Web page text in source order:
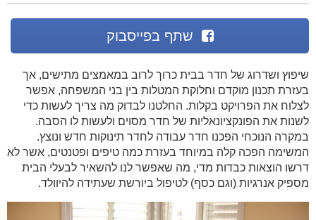
שתף בפייסבוק
שיפוץ ושדרוג של חדר בבית כרוך לרוב במאמצים מתישים, אך
בעזרת תכנון מוקדם וחלוקת המטלות בין בני המשפחה, אפשר
לצלוח את הפרויקט בקלות. החלטנו לבדוק מה צריך לעשות כדי
לשנות את הפונקציונאליות של חדר מסוים ולעשות לו הסבה.
במקרה הנוכחי הפכנו חדר עבודה לחדר תינוקות חדש ונוצץ.
המשימה הפכה קלה במיוחד בעזרת כמה טיפים ופטנטים, אשר לא
דרשו הוצאות כבדות מדי, מה שאפשר לנו להשאיר לבעלי הבית
מספיק אנרגיות (וגם כסף) לטיפול ביורשת שעתידה להיוולד.